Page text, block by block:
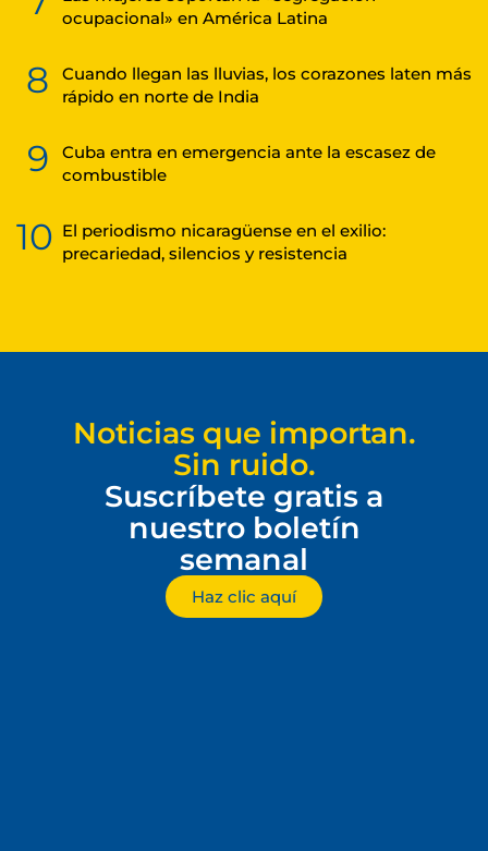
ocupacional» en América Latina
8
Cuando llegan las lluvias, los corazones laten más
rápido en norte de India
9
Cuba entra en emergencia ante la escasez de
combustible
10 El periodismo nicaragüense en el exilio:
precariedad, silencios y resistencia
Noticias que importan.
Sin ruido.
Suscríbete gratis a
nuestro boletín
semanal
Haz clic aquí